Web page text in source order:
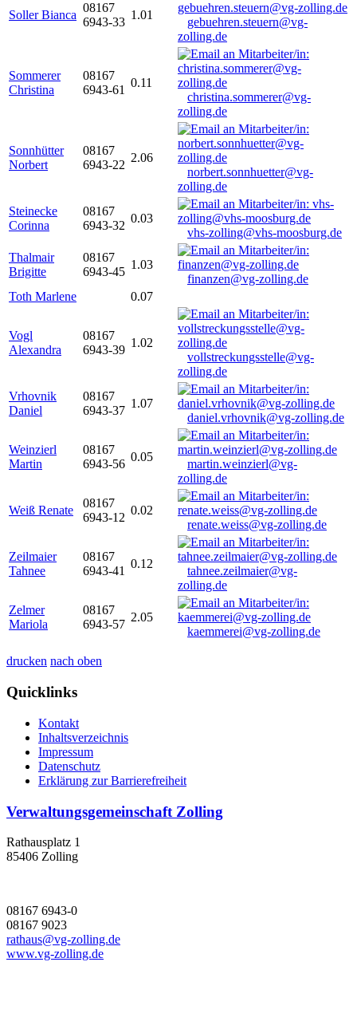
Soller Bianca
08167
6943-33
1.01
gebuehren.steuern@vg-
zolling.de
Sommerer
Christina
08167
6943-61
0.11
christina.sommerer@vg-
zolling.de
Sonnhütter
Norbert
08167
6943-22
2.06
norbert.sonnhuetter@vg-
zolling.de
Steinecke
Corinna
08167
6943-32
0.03
vhs-zolling@vhs-moosburg.de
Thalmair
Brigitte
08167
6943-45
1.03
finanzen@vg-zolling.de
Toth Marlene
0.07
Vogl
Alexandra
08167
6943-39
1.02
vollstreckungsstelle@vg-
zolling.de
Vrhovnik
Daniel
08167
6943-37
1.07
daniel.vrhovnik@vg-zolling.de
Weinzierl
Martin
08167
6943-56
0.05
martin.weinzierl@vg-
zolling.de
Weiß Renate
08167
6943-12
0.02
renate.weiss@vg-zolling.de
Zeilmaier
Tahnee
08167
6943-41
0.12
tahnee.zeilmaier@vg-
zolling.de
Zelmer
Mariola
08167
6943-57
2.05
kaemmerei@vg-zolling.de
drucken nach oben
Quicklinks
Kontakt
Inhaltsverzeichnis
Impressum
Datenschutz
Erklärung zur Barrierefreiheit
Verwaltungsgemeinschaft Zolling
Rathausplatz 1
85406 Zolling
08167 6943-0
08167 9023
rathaus@vg-zolling.de
www.vg-zolling.de